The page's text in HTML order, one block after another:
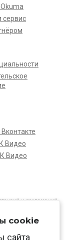
сервис
Видео
Видео
и рекламаций,
указанных на сайте.
в соответствии
cookie
сайта